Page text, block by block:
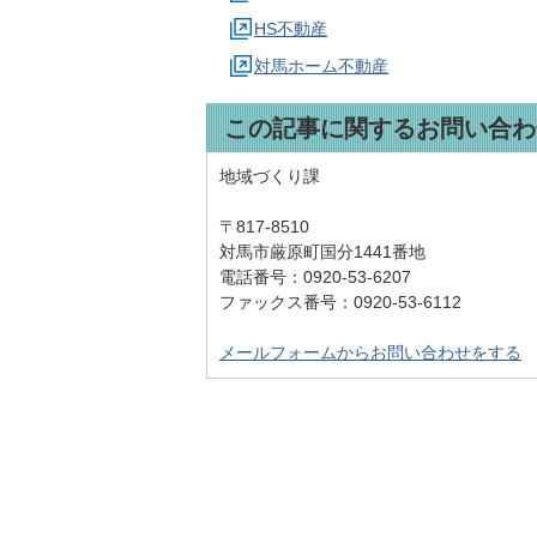
HS不動産
対馬ホーム不動産
この記事に関するお問い合
地域づくり課
〒817-8510
対馬市厳原町国分1441番地
電話番号：0920-53-6207
ファックス番号：0920-53-6112
メールフォームからお問い合わせをする